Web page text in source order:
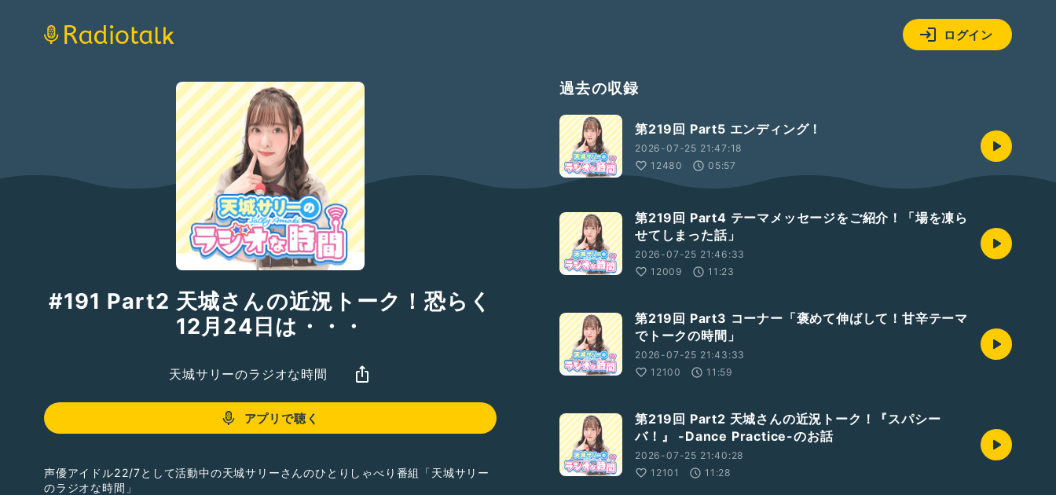
ログイン
#191 Part2 天城さんの近況トーク！恐らく
12月24日は・・・
天城サリーのラジオな時間
アプリで聴く
声優アイドル22/7として活動中の天城サリーさんのひとりしゃべり番組「天城サリー
のラジオな時間」
過去の収録
第219回 Part5 エンディング！
2026-07-25 21:47:18
12480
05:57
第219回 Part4 テーマメッセージをご紹介！「場を凍ら
せてしまった話」
2026-07-25 21:46:33
12009
11:23
第219回 Part3 コーナー「褒めて伸ばして！甘辛テーマ
でトークの時間」
2026-07-25 21:43:33
12100
11:59
第219回 Part2 天城さんの近況トーク！『スパシー
バ！』 -Dance Practice-のお話
2026-07-25 21:40:28
12101
11:28